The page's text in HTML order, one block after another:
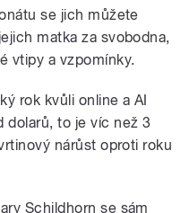
se jich můžete
matka za svobodna,
vtipy a vzpomínky.
rok kvůli online a AI
dolarů, to je víc než 3
nárůst oproti roku
Schildhorn se sám